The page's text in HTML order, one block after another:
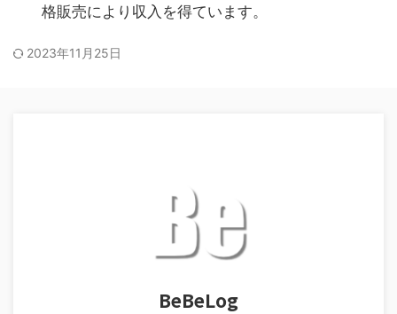
格販売により収入を得ています。
2023年11月25日
BeBeLog